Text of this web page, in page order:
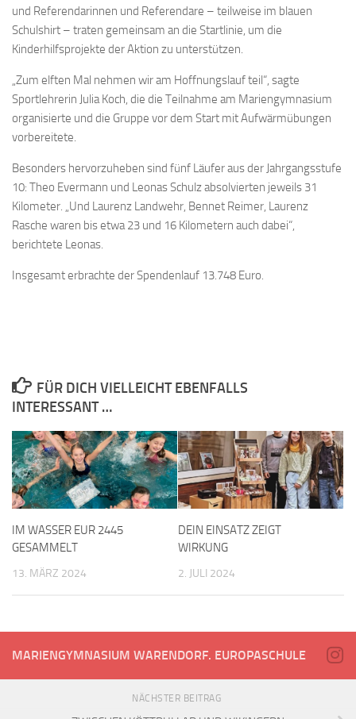
und Referendarinnen und Referendare – teilweise im blauen
Schulshirt – traten gemeinsam an die Startlinie, um die
Kinderhilfsprojekte der Aktion zu unterstützen.
„Zum elften Mal nehmen wir am Hoffnungslauf teil“, sagte
Sportlehrerin Julia Koch, die die Teilnahme am Mariengymnasium
organisierte und die Gruppe vor dem Start mit Aufwärmübungen
vorbereitete.
Besonders hervorzuheben sind fünf Läufer aus der Jahrgangsstufe
10: Theo Evermann und Leonas Schulz absolvierten jeweils 31
Kilometer. „Und Laurenz Landwehr, Bennet Reimer, Laurenz
Rasche waren bis etwa 23 und 16 Kilometern auch dabei“,
berichtete Leonas.
Insgesamt erbrachte der Spendenlauf 13.748 Euro.
FÜR DICH VIELLEICHT EBENFALLS
INTERESSANT …
IM WASSER EUR 2445
GESAMMELT
13. MÄRZ 2024
DEIN EINSATZ ZEIGT
WIRKUNG
2. JULI 2024
MARIENGYMNASIUM WARENDORF. EUROPASCHULE
NÄCHSTER BEITRAG